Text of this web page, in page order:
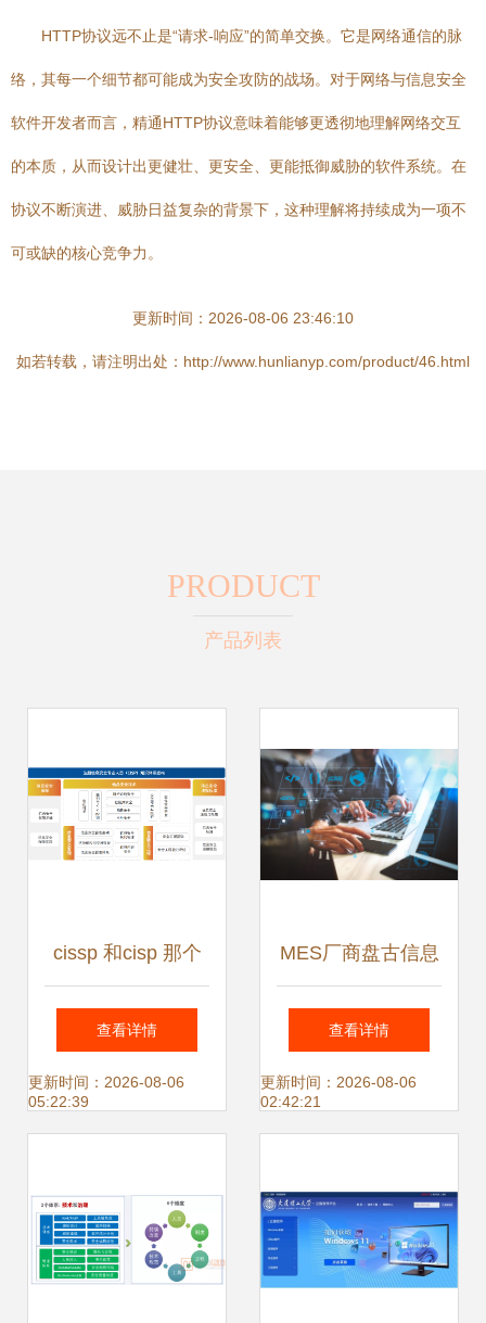
HTTP协议远不止是“请求-响应”的简单交换。它是网络通信的脉
络，其每一个细节都可能成为安全攻防的战场。对于网络与信息安全
软件开发者而言，精通HTTP协议意味着能够更透彻地理解网络交互
的本质，从而设计出更健壮、更安全、更能抵御威胁的软件系统。在
协议不断演进、威胁日益复杂的背景下，这种理解将持续成为一项不
可或缺的核心竞争力。
更新时间：2026-08-06 23:46:10
如若转载，请注明出处：http://www.hunlianyp.com/product/46.html
PRODUCT
产品列表
cissp 和cisp 那个
含金量高?
查看详情
更新时间：2026-08-06
05:22:39
MES厂商盘古信息
以数字化之力，驱
动制造业精益管理
查看详情
更新时间：2026-08-06
02:42:21